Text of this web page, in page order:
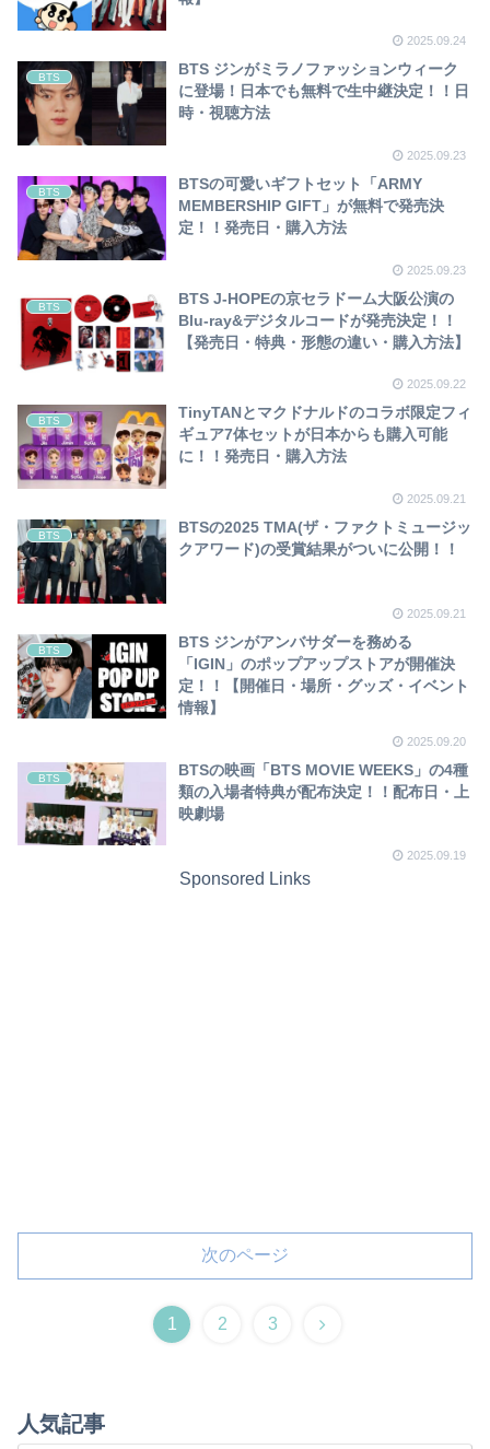
2025.09.24
BTS
BTS ジンがミラノファッションウィーク
に登場！日本でも無料で生中継決定！！日
時・視聴方法
2025.09.23
BTS
BTSの可愛いギフトセット「ARMY
MEMBERSHIP GIFT」が無料で発売決
定！！発売日・購入方法
2025.09.23
BTS
BTS J-HOPEの京セラドーム大阪公演の
Blu-ray&デジタルコードが発売決定！！
【発売日・特典・形態の違い・購入方法】
2025.09.22
BTS
TinyTANとマクドナルドのコラボ限定フィ
ギュア7体セットが日本からも購入可能
に！！発売日・購入方法
2025.09.21
BTS
BTSの2025 TMA(ザ・ファクトミュージッ
クアワード)の受賞結果がついに公開！！
2025.09.21
BTS
BTS ジンがアンバサダーを務める
「IGIN」のポップアップストアが開催決
定！！【開催日・場所・グッズ・イベント
情報】
2025.09.20
BTS
BTSの映画「BTS MOVIE WEEKS」の4種
類の入場者特典が配布決定！！配布日・上
映劇場
2025.09.19
Sponsored Links
次のページ
1 2 3
人気記事